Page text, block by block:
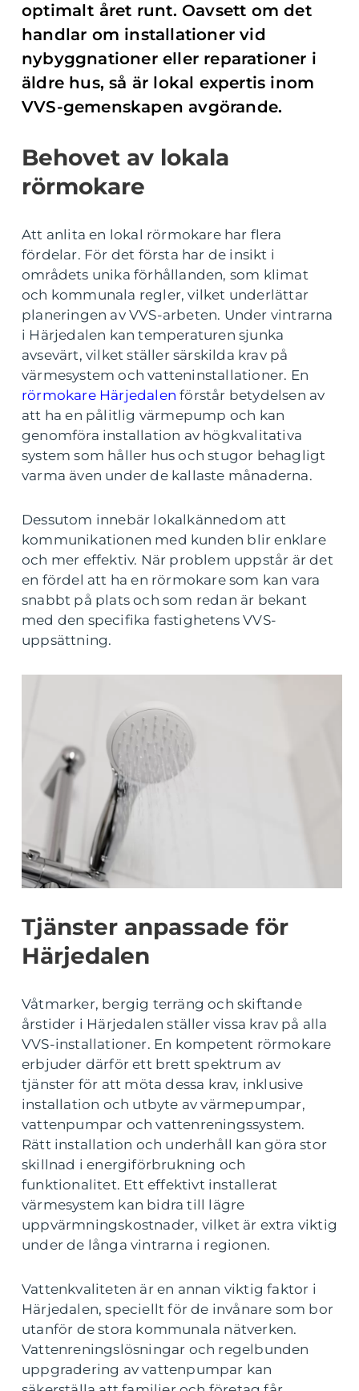
optimalt året runt. Oavsett om det
handlar om installationer vid
nybyggnationer eller reparationer i
äldre hus, så är lokal expertis inom
VVS-gemenskapen avgörande.
Behovet av lokala
rörmokare
Att anlita en lokal rörmokare har flera
fördelar. För det första har de insikt i
områdets unika förhållanden, som klimat
och kommunala regler, vilket underlättar
planeringen av VVS-arbeten. Under vintrarna
i Härjedalen kan temperaturen sjunka
avsevärt, vilket ställer särskilda krav på
värmesystem och vatteninstallationer. En
rörmokare Härjedalen förstår betydelsen av
att ha en pålitlig värmepump och kan
genomföra installation av högkvalitativa
system som håller hus och stugor behagligt
varma även under de kallaste månaderna.
Dessutom innebär lokalkännedom att
kommunikationen med kunden blir enklare
och mer effektiv. När problem uppstår är det
en fördel att ha en rörmokare som kan vara
snabbt på plats och som redan är bekant
med den specifika fastighetens VVS-
uppsättning.
Tjänster anpassade för
Härjedalen
Våtmarker, bergig terräng och skiftande
årstider i Härjedalen ställer vissa krav på alla
VVS-installationer. En kompetent rörmokare
erbjuder därför ett brett spektrum av
tjänster för att möta dessa krav, inklusive
installation och utbyte av värmepumpar,
vattenpumpar och vattenreningssystem.
Rätt installation och underhåll kan göra stor
skillnad i energiförbrukning och
funktionalitet. Ett effektivt installerat
värmesystem kan bidra till lägre
uppvärmningskostnader, vilket är extra viktig
under de långa vintrarna i regionen.
Vattenkvaliteten är en annan viktig faktor i
Härjedalen, speciellt för de invånare som bor
utanför de stora kommunala nätverken.
Vattenreningslösningar och regelbunden
uppgradering av vattenpumpar kan